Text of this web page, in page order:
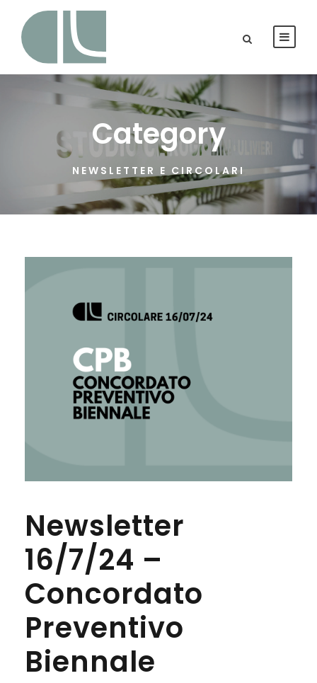
Category
NEWSLETTER E CIRCOLARI
Newsletter
16/7/24 –
Concordato
Preventivo
Biennale